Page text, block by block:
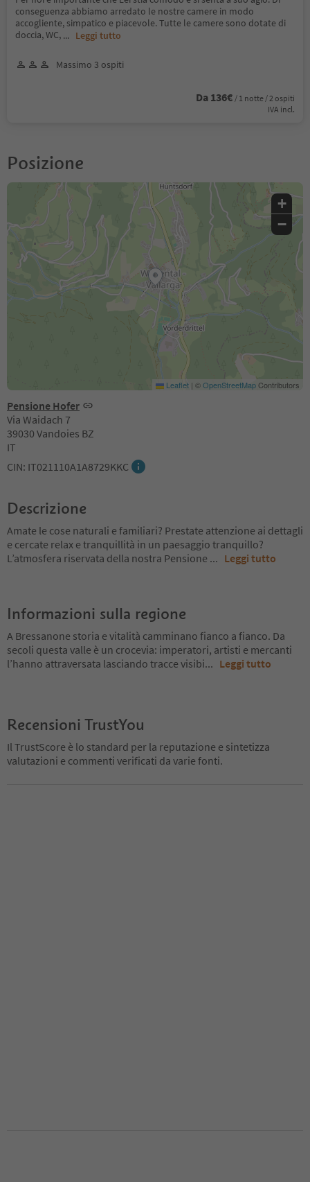
conseguenza abbiamo arredato le nostre camere in modo
accogliente, simpatico e piacevole. Tutte le camere sono dotate di
doccia, WC, ... Leggi tutto
Massimo 3 ospiti
Da 136€ / 1 notte / 2 ospiti
IVA incl.
Posizione
Pensione Hofer
Via Waidach 7
39030 Vandoies BZ
IT
CIN: IT021110A1A8729KKC
+
−
Leaflet | ©OpenStreetMapContributors
Descrizione
Amate le cose naturali e familiari? Prestate attenzione ai dettagli
e cercate relax e tranquillità in un paesaggio tranquillo?
L’atmosfera riservata della nostra Pensione ... Leggi tutto
Informazioni sulla regione
A Bressanone storia e vitalità camminano fianco a fianco. Da
secoli questa valle è un crocevia: imperatori, artisti e mercanti
l’hanno attraversata lasciando tracce visibi... Leggi tutto
Recensioni TrustYou
Il TrustScore è lo standard per la reputazione e sintetizza
valutazioni e commenti verificati da varie fonti.